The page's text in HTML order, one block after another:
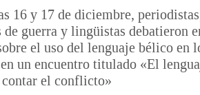
16 y 17 de diciembre,
de guerra y lingüistas debatieron
el uso del lenguaje bélico en
un encuentro titulado «El
contar el conflicto»